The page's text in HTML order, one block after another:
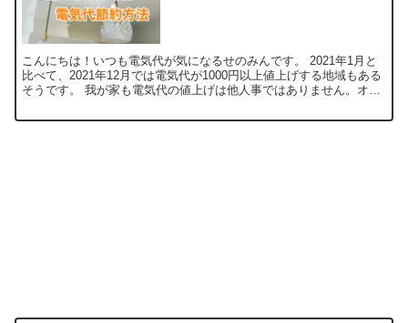
こんにちは！いつも電気代が気になるせのみんです。 2021年1月と
比べて、2021年12月では電気代が1000円以上値上げする地域もある
そうです。 我が家も電気代の値上げは他人事ではありません。オー